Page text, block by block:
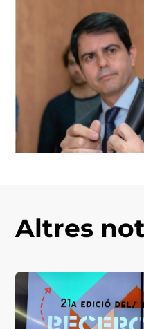
Altres